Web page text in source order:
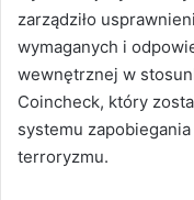
zarządziło
wymaganych i
wewnętrznej w
Coincheck, który
systemu
terroryzmu.